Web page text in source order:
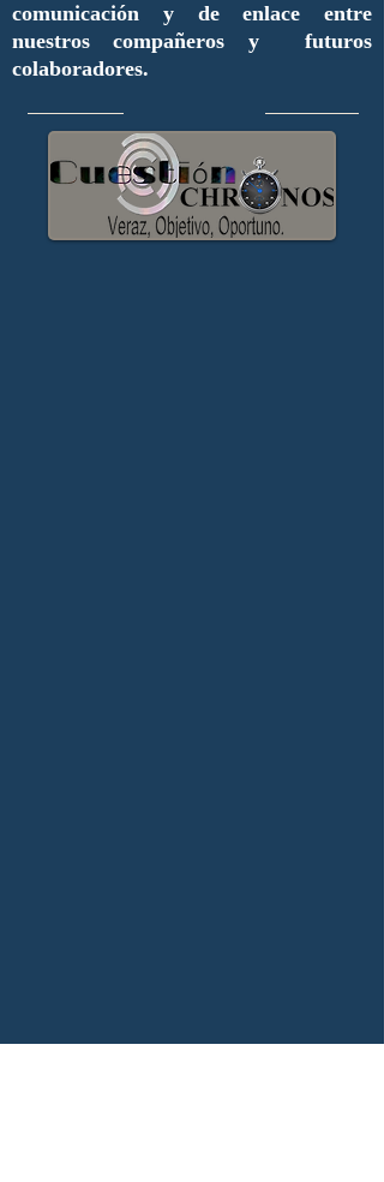
comunicación y de enlace entre
nuestros compañeros y futuros
colaboradores.